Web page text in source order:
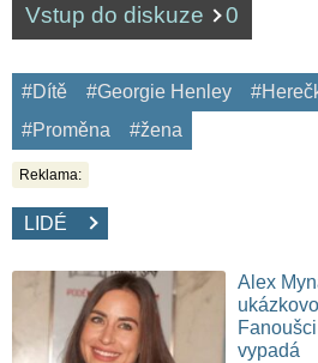
Vstup do diskuze 0
#Dítě #Georgie Henley
#Proměna
#žena
Reklama:
LIDÉ
Alex
vypadá